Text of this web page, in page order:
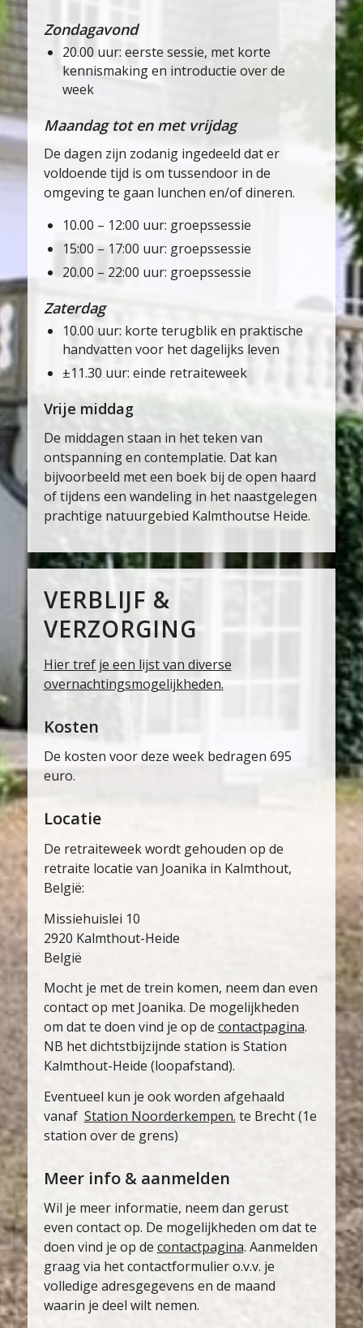
Zondagavond
20.00 uur: eerste sessie, met korte
kennismaking en introductie over de
week
Maandag tot en met vrijdag
De dagen zijn zodanig ingedeeld dat er
voldoende tijd is om tussendoor in de
omgeving te gaan lunchen en/of dineren.
10.00 – 12:00 uur: groepssessie
15:00 – 17:00 uur: groepssessie
20.00 – 22:00 uur: groepssessie
Zaterdag
10.00 uur: korte terugblik en praktische
handvatten voor het dagelijks leven
±11.30 uur: einde retraiteweek
Vrije middag
De middagen staan in het teken van
ontspanning en contemplatie. Dat kan
bijvoorbeeld met een boek bij de open haard
of tijdens een wandeling in het naastgelegen
prachtige natuurgebied Kalmthoutse Heide.
VERBLIJF &
VERZORGING
Hier tref je een lijst van diverse
overnachtingsmogelijkheden.
Kosten
De kosten voor deze week bedragen 695
euro.
Locatie
De retraiteweek wordt gehouden op de
retraite locatie van Joanika in Kalmthout,
België:
Missiehuislei 10
2920 Kalmthout-Heide
België
Mocht je met de trein komen, neem dan even
contact op met Joanika. De mogelijkheden
om dat te doen vind je op de contactpagina.
NB het dichtstbijzijnde station is Station
Kalmthout-Heide (loopafstand).
Eventueel kun je ook worden afgehaald
vanaf Station Noorderkempen. te Brecht (1e
station over de grens)
Meer info & aanmelden
Wil je meer informatie, neem dan gerust
even contact op. De mogelijkheden om dat te
doen vind je op de contactpagina. Aanmelden
graag via het contactformulier o.v.v. je
volledige adresgegevens en de maand
waarin je deel wilt nemen.